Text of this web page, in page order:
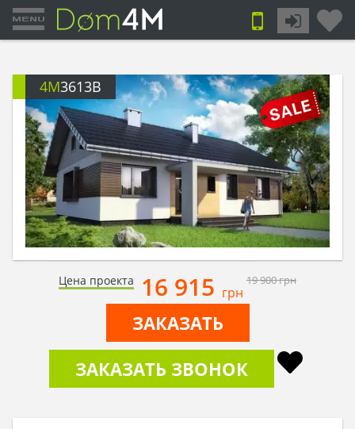
4M3613B
Цена проекта 16 915 грн
19 900грн
ЗАКАЗАТЬ
ЗАКАЗАТЬ ЗВОНОК